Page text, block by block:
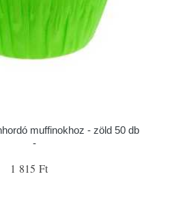
muffinokhoz - zöld 50 db
-
1 815 Ft